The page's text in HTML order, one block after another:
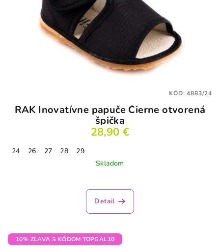
RAK Inovatívne papuče Čierne otvorená
špička
28,90 €
24 26 27 28
29
Skladom
Detail
KÓD:4883/24
10% ZĽAVA S KÓDOM TOPGAL10